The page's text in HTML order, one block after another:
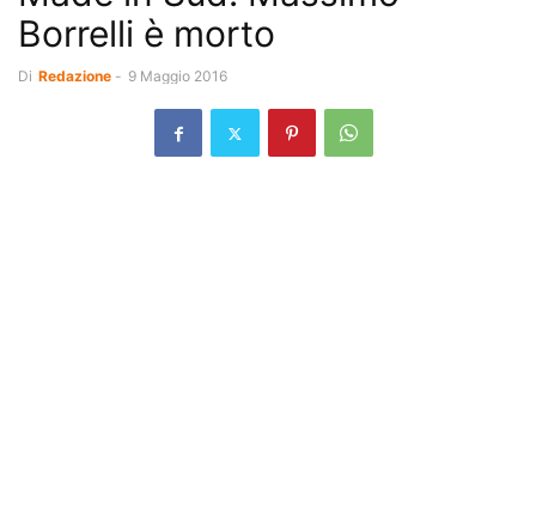
Borrelli è morto
Di Redazione - 9 Maggio 2016